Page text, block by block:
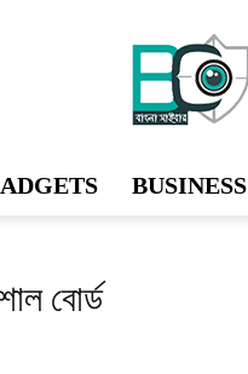
BUSINESS
বোর্ড